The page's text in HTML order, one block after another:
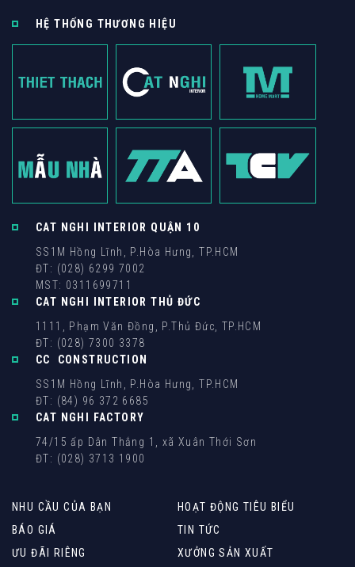
HỆ THỐNG THƯƠNG HIỆU
CAT NGHI INTERIOR QUẬN 10
SS1M Hồng Lĩnh, P.Hòa Hưng, TP.HCM
ĐT: (028) 6299 7002
MST: 0311699711
CAT NGHI INTERIOR THỦ ĐỨC
1111, Phạm Văn Đồng, P.Thủ Đức, TP.HCM
ĐT: (028) 7300 3378
CC CONSTRUCTION
SS1M Hồng Lĩnh, P.Hòa Hưng, TP.HCM
ĐT: (84) 96 372 6685
CAT NGHI FACTORY
74/15 ấp Dân Thắng 1, xã Xuân Thới Sơn
ĐT: (028) 3713 1900
NHU CẦU CỦA BẠN
HOẠT ĐỘNG TIÊU BIỂU
BÁO GIÁ
TIN TỨC
ƯU ĐÃI RIÊNG
XƯỞNG SẢN XUẤT